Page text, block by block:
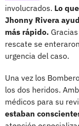
involucrados. Lo
Jhonny Rivera
más rápido.
rescate se
urgencia del caso.
Una vez los
los dos heridos.
médicos para su
estaban